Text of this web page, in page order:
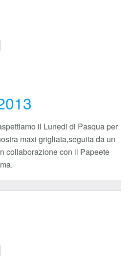
il Lunedi di Pasqua per
maxi grigliata,seguita da un
collaborazione con il Papeete